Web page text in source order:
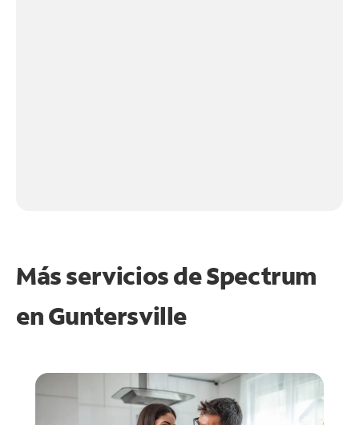
Más servicios de Spectrum
enGuntersville